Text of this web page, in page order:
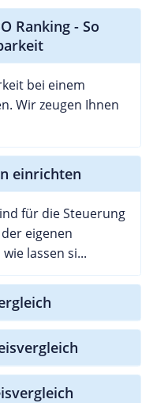
Ranking - So
bei einem
Wir zeugen Ihnen
einrichten
für die Steuerung
eigenen
lassen si...